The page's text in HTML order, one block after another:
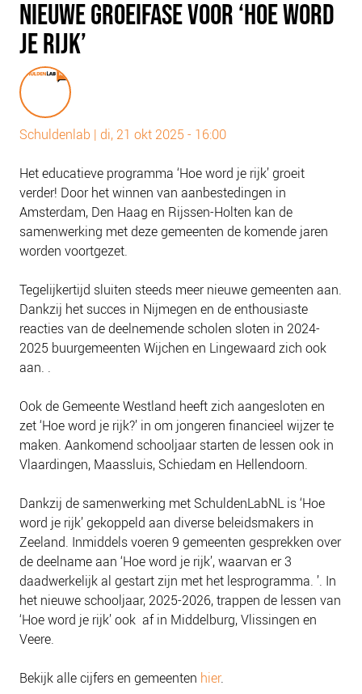
PLINKR NAZORG
SOCIALDEBT
COLLECTIEF SCHULDREGELEN
DE VOORZIENINGENWIJZER
NEDERLANDSE SCHULDHULPROUTE (NSR)
OVER ONS
VISIE EN MISSIE
HET TEAM
ONZE PARTNERS
VACATURES
IN DE MEDIA
OVER NCFG
NIEUWS
BLOGS
NIEUWE GROEIFASE VOOR ‘HOE WORD
JE RIJK’
Schuldenlab | di, 21 okt 2025 - 16:00
Het educatieve programma ‘Hoe word je rijk’ groeit
verder! Door het winnen van aanbestedingen in
Amsterdam, Den Haag en Rijssen-Holten kan de
samenwerking met deze gemeenten de komende jaren
worden voortgezet.
Tegelijkertijd sluiten steeds meer nieuwe gemeenten aan.
Dankzij het succes in Nijmegen en de enthousiaste
reacties van de deelnemende scholen sloten in 2024-
2025 buurgemeenten Wijchen en Lingewaard zich ook
aan. .
Ook de Gemeente Westland heeft zich aangesloten en
zet ‘Hoe word je rijk?’ in om jongeren financieel wijzer te
maken. Aankomend schooljaar starten de lessen ook in
Vlaardingen, Maassluis, Schiedam en Hellendoorn.
Dankzij de samenwerking met SchuldenLabNL is ‘Hoe
word je rijk’ gekoppeld aan diverse beleidsmakers in
Zeeland. Inmiddels voeren 9 gemeenten gesprekken over
de deelname aan ‘Hoe word je rijk’, waarvan er 3
daadwerkelijk al gestart zijn met het lesprogramma. ’. In
het nieuwe schooljaar, 2025-2026, trappen de lessen van
‘Hoe word je rijk’ ook af in Middelburg, Vlissingen en
Veere.
Bekijk alle cijfers en gemeenten hier.